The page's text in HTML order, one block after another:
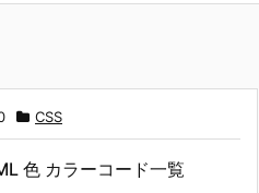
CSS
色 カラーコード一覧